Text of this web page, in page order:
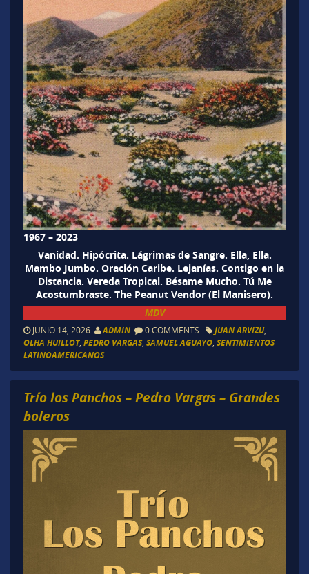
1967 – 2023
Vanidad. Hipócrita. Lágrimas de Sangre. Ella, Ella.
Mambo Jumbo. Oración Caribe. Lejanías. Contigo en la
Distancia. Vereda Tropical. Bésame Mucho. Tú Me
Acostumbraste. The Peanut Vendor (El Manisero).
MDV
JUNIO 14, 2026 ADMIN 0 COMMENTS JUAN ARVIZU,
OLHA HUILLOT, PEDRO VARGAS, SAMUEL AGUAYO, SENTIMIENTOS
LATINOAMERICANOS
Trío los Panchos – Pedro Vargas – Grandes
boleros